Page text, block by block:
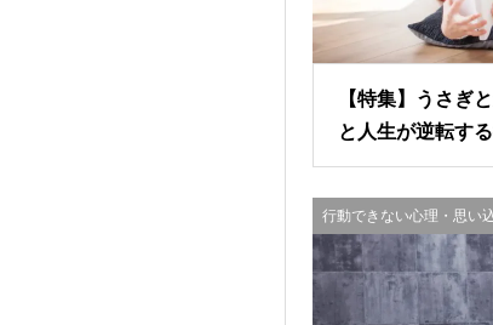
【特集】うさぎ
と人生が逆転す
行動できない心理・思い